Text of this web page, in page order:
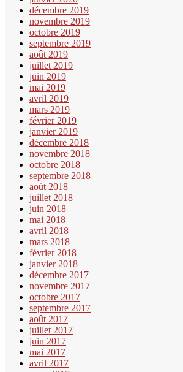
décembre 2019
novembre 2019
octobre 2019
septembre 2019
août 2019
juillet 2019
juin 2019
mai 2019
avril 2019
mars 2019
février 2019
janvier 2019
décembre 2018
novembre 2018
octobre 2018
septembre 2018
août 2018
juillet 2018
juin 2018
mai 2018
avril 2018
mars 2018
février 2018
janvier 2018
décembre 2017
novembre 2017
octobre 2017
septembre 2017
août 2017
juillet 2017
juin 2017
mai 2017
avril 2017